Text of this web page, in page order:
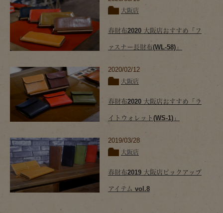
大阪店
春財布2020 大阪店おすすめ「フ
ァスナー長財布(WL-58)」
2020/02/12
大阪店
春財布2020 大阪店おすすめ「ラ
イトウォレット(WS-1)」
2019/03/28
大阪店
春財布2019 大阪店ピックアップ
アイテム vol.8